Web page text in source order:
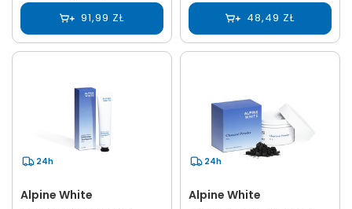
91,99 ZŁ 48,49 ZŁ
24h
Alpine White
24h
Alpine White